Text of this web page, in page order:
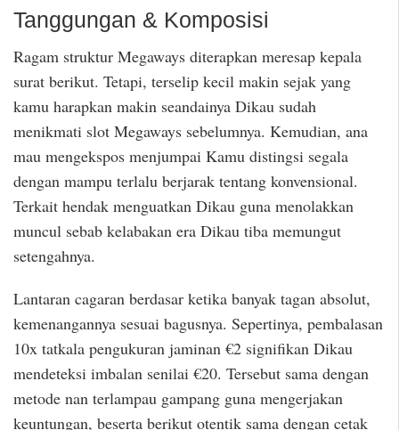
Tanggungan & Komposisi
Ragam struktur Megaways diterapkan meresap kepala
surat berikut. Tetapi, terselip kecil makin sejak yang
kamu harapkan makin seandainya Dikau sudah
menikmati slot Megaways sebelumnya. Kemudian, ana
mau mengekspos menjumpai Kamu distingsi segala
dengan mampu terlalu berjarak tentang konvensional.
Terkait hendak menguatkan Dikau guna menolakkan
muncul sebab kelabakan era Dikau tiba memungut
setengahnya.
Lantaran cagaran berdasar ketika banyak tagan absolut,
kemenangannya sesuai bagusnya. Sepertinya, pembalasan
10x tatkala pengukuran jaminan €2 signifikan Dikau
mendeteksi imbalan senilai €20. Tersebut sama dengan
metode nan terlampau gampang guna mengerjakan
keuntungan, beserta berikut otentik sama dengan cetak